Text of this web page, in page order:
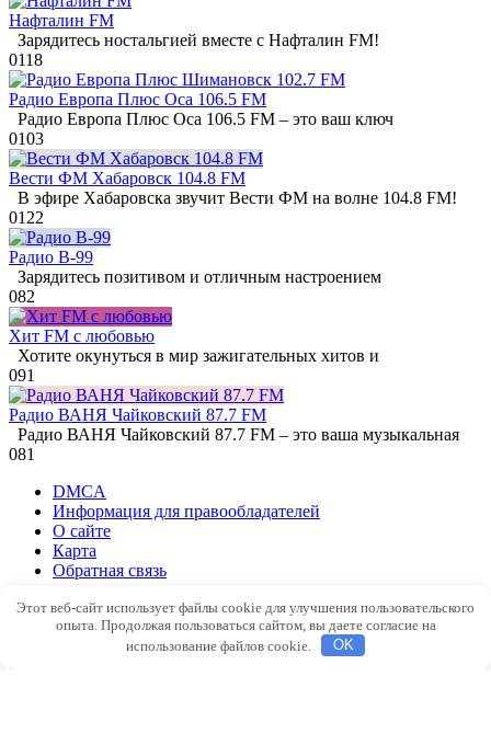
Нафталин FM
Зарядитесь ностальгией вместе с Нафталин FM!
0118
Радио Европа Плюс Оса 106.5 FM
Радио Европа Плюс Оса 106.5 FM – это ваш ключ
0103
Вести ФМ Хабаровск 104.8 FM
В эфире Хабаровска звучит Вести ФМ на волне 104.8 FM!
0122
Радио В-99
Зарядитесь позитивом и отличным настроением
082
Хит FM с любовью
Хотите окунуться в мир зажигательных хитов и
091
Радио ВАНЯ Чайковский 87.7 FM
Радио ВАНЯ Чайковский 87.7 FM – это ваша музыкальная
081
DMCA
Информация для правообладателей
О сайте
Карта
Обратная связь
© 2026 Радио слушать онлайн. Все права на аудио и видео
материалы, представленные на нашем сайте принадлежат их
законным владельцам. Технологии радиовещания любезно
предоставлены порталом
Этот веб-сайт использует файлы cookie для улучшения пользовательского
опыта. Продолжая пользоваться сайтом, вы даете согласие на
использование файлов cookie.
OK